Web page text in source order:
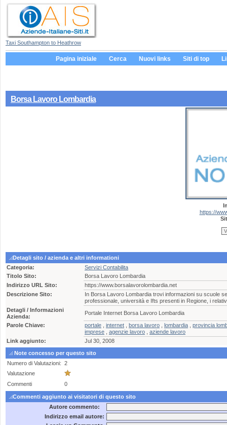
Taxi Southampton to Heathrow
Pagina iniziale Cerca Nuovi links Siti di top
Borsa Lavoro Lombardia
https://
Detagli sito / azienda e altri informationi
Categoria:
Servizi Contabilita
Titolo Sito:
Borsa Lavoro Lombardia
Indirizzo URL Sito:
https://www.borsalavorolombardia.net
Descrizione Sito:
In Borsa Lavoro Lombardia trovi informazioni su scuole
professionale, università e Ifts presenti in Regione, i
Detagli / Informazioni
Azienda:
Portale Internet Borsa Lavoro Lombardia
Parole Chiave:
portale internet borsa lavoro lombardia
provincia
imprese
agenzie lavoro
aziende lavoro
Link aggiunto:
Jul 30, 2008
Note concesso per questo sito
Numero di Valutazioni: 2
Valutazione
Commenti
0
Commenti aggiunto ai visitatori di questo sito
Autore commento:
Indirizzo email autore: